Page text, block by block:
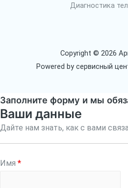
Диагностика
Copyright © 2026
Powered by сервисный
Заполните форму и мы
Ваши данные
Дайте нам знать, как с вами
Имя *